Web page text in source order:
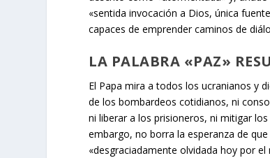
«sentida invocación a Dios, única
capaces de emprender caminos de
LA PALABRA «PAZ»
El Papa mira a todos los ucranianos y
de los bombardeos cotidianos, ni
ni liberar a los prisioneros, ni mitigar
embargo, no borra la esperanza de
«desgraciadamente olvidada hoy por